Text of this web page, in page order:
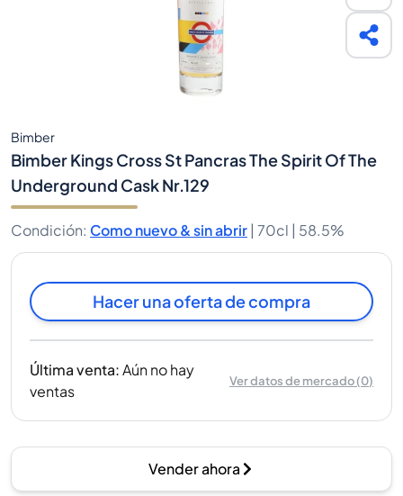
Bimber
Bimber Kings Cross St Pancras The Spirit Of The
Underground Cask Nr.129
Condición: Como nuevo & sin abrir | 70cl | 58.5%
Hacer una oferta de compra
Última venta:Aún no hay
ventas
Ver datos de mercado(0)
Vender ahora